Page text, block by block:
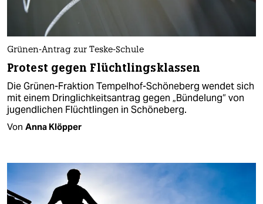
Grünen-Antrag zur Teske-Schule
Protest gegen Flüchtlingsklassen
Die Grünen-Fraktion Tempelhof-Schöneberg wendet sich
mit einem Dringlichkeitsantrag gegen „Bündelung“ von
jugendlichen Flüchtlingen in Schöneberg.
Von Anna Klöpper